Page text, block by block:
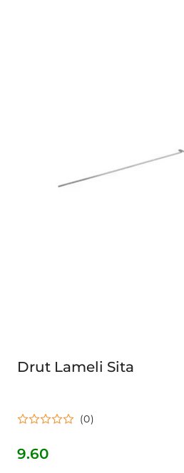
Drut Lameli Sita
(0)
Cena:
9.60